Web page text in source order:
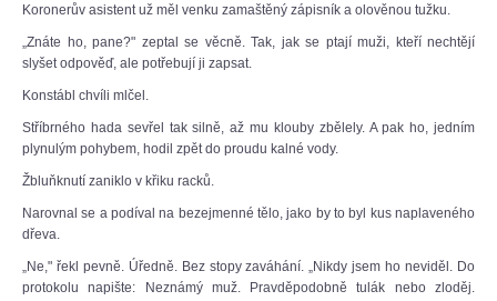
Koronerův asistent už měl venku zamaštěný zápisník a olověnou tužku.
„Znáte ho, pane?" zeptal se věcně. Tak, jak se ptají muži, kteří nechtějí
slyšet odpověď, ale potřebují ji zapsat.
Konstábl chvíli mlčel.
Stříbrného hada sevřel tak silně, až mu klouby zbělely. A pak ho, jedním
plynulým pohybem, hodil zpět do proudu kalné vody.
Žbluňknutí zaniklo v křiku racků.
Narovnal se a podíval na bezejmenné tělo, jako by to byl kus naplaveného
dřeva.
„Ne," řekl pevně. Úředně. Bez stopy zaváhání. „Nikdy jsem ho neviděl. Do
protokolu napište: Neznámý muž. Pravděpodobně tulák nebo zloděj.